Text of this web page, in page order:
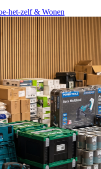
het-zelf & Wonen